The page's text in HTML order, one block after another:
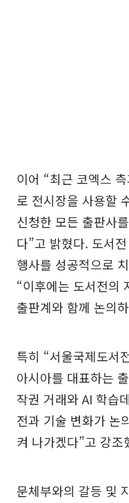
이어 “최근 코엑스
로 전시장을 사용할
신청한 모든 출판사
다”고 밝혔다. 도서
행사를 성공적으로
“이후에는 도서전의
출판계와 함께 논의
특히 “서울국제도서
아시아를 대표하는
작권 거래와 AI 학습
전과 기술 변화가 논
켜 나가겠다”고 강조
문체부와의 갈등 및